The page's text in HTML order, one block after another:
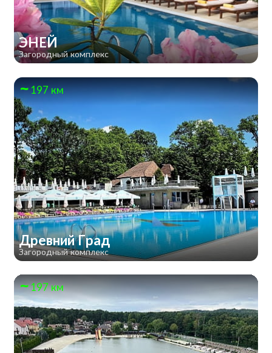
ЭНЕЙ
Загородный комплекс
197 км
Древний Град
Загородный комплекс
197 км